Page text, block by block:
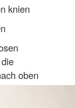
knien
oben